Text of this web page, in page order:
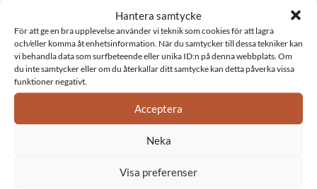
Hantera samtycke
För att ge en bra upplevelse använder vi teknik som cookies för att lagra
och/eller komma åt enhetsinformation. När du samtycker till dessa tekniker kan
vi behandla data som surfbeteende eller unika ID:n på denna webbplats. Om
du inte samtycker eller om du återkallar ditt samtycke kan detta påverka vissa
funktioner negativt.
Acceptera
Neka
Visa preferenser
Email *